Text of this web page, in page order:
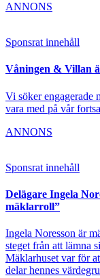
ANNONS
Sponsrat innehåll
Våningen & Villan
Vi söker engagerade
vara med på vår
ANNONS
Sponsrat innehåll
Delägare Ingela
mäklarroll”
Ingela Noresson är
steget från att lämna
Mäklarhuset var för
delar hennes